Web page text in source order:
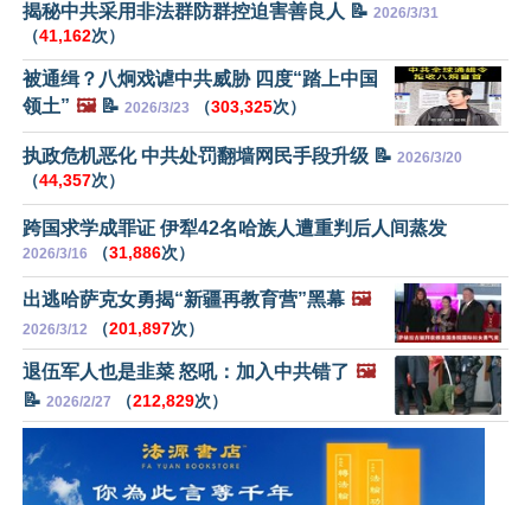
揭秘中共采用非法群防群控迫害善良人 📝 2026/3/31
（41,162次）
被通缉？八炯戏谑中共威胁 四度“踏上中国
领土” 🖼️📝 2026/3/23 （303,325次）
执政危机恶化 中共处罚翻墙网民手段升级 📝 2026/3/20
（44,357次）
跨国求学成罪证 伊犁42名哈族人遭重判后人间蒸发
2026/3/16 （31,886次）
出逃哈萨克女勇揭“新疆再教育营”黑幕 🖼️
2026/3/12 （201,897次）
退伍军人也是韭菜 怒吼：加入中共错了 🖼️
📝 2026/2/27 （212,829次）